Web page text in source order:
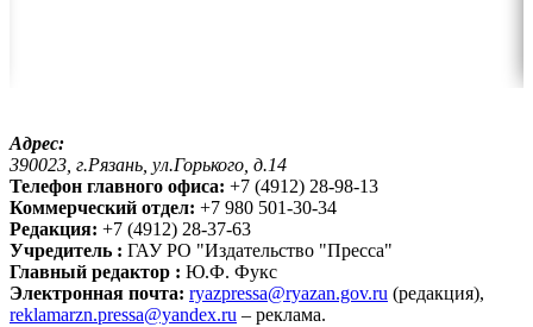
Адрес:
390023, г.Рязань, ул.Горького, д.14
Телефон главного офиса: +7 (4912) 28-98-13
Коммерческий отдел: +7 980 501-30-34
Редакция: +7 (4912) 28-37-63
Учредитель : ГАУ РО "Издательство "Пресса"
Главный редактор : Ю.Ф. Фукс
Электронная почта: ryazpressa@ryazan.gov.ru (редакция),
reklamarzn.pressa@yandex.ru – реклама.